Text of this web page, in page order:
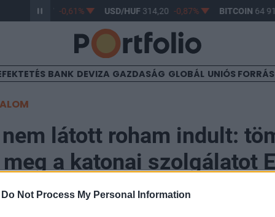
Do Not Process My Personal Information
363,17 -0,61% USD/HUF 314,20 -0,87% BITCOIN64
BANK DEVIZA GAZDASÁG GLOBÁL UNIÓS
látott roham indult:
a katonai szolgálatot
országában